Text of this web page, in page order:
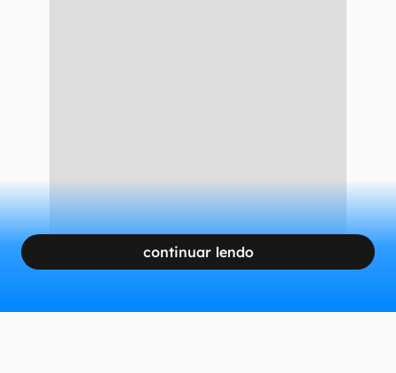
continuar lendo